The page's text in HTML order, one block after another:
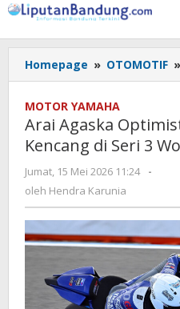
Lewati
konten
Homepage » OTOMOTIF »
MOTOR YAMAHA
Arai Agaska
Kencang di Seri 3
Jumat, 15 Mei 2026 11:24
oleh
-
oleh Hendra Karunia